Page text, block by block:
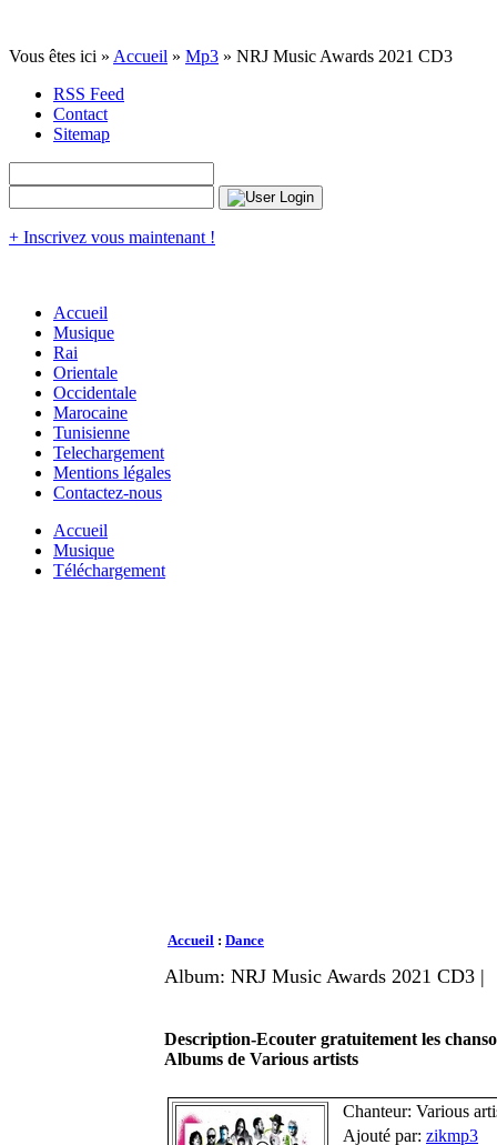
Vous êtes ici » Accueil » Mp3 » NRJ Music Awards 2021 CD3
RSS Feed
Contact
Sitemap
+ Inscrivez vous maintenant !
Accueil
Musique
Rai
Orientale
Occidentale
Marocaine
Tunisienne
Telechargement
Mentions légales
Contactez-nous
Accueil
Musique
Téléchargement
Accueil : Dance
Album: NRJ Music Awards 2021 CD3 |
Description-Ecouter gratuitement les
Albums de Various artists
Chanteur: Various
Ajouté par: zikmp3